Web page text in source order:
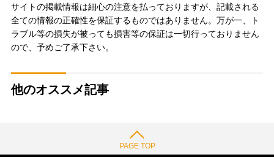
サイトの掲載情報は細心の注意を払っておりますが、記載される
全ての情報の正確性を保証するものではありません。万が一、ト
ラブル等の損失が被っても損害等の保証は一切行っておりません
ので、予めご了承下さい。
他のオススメ記事
PAGE TOP